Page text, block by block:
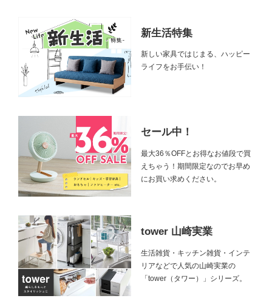
新生活特集
新しい家具ではじまる、ハッピー
ライフをお手伝い！
セール中！
最大36％OFFとお得なお値段で買
えちゃう！期間限定なのでお早め
にお買い求めください。
tower 山崎実業
生活雑貨・キッチン雑貨・インテ
リアなどで人気の山崎実業の
「tower（タワー）」シリーズ。